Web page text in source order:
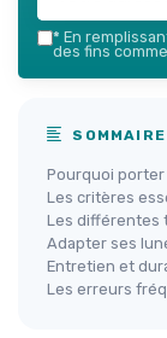
* En
des fins
SOMMAIRE
Pourquoi
Les critères
Les différentes
Adapter ses
Entretien et
Les erreurs